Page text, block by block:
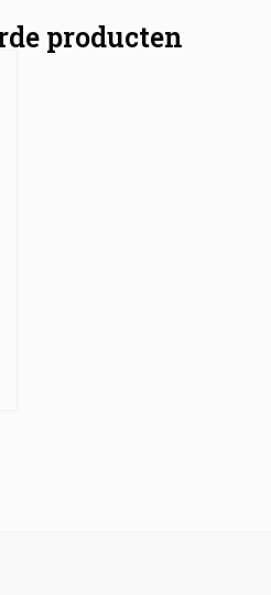
producten